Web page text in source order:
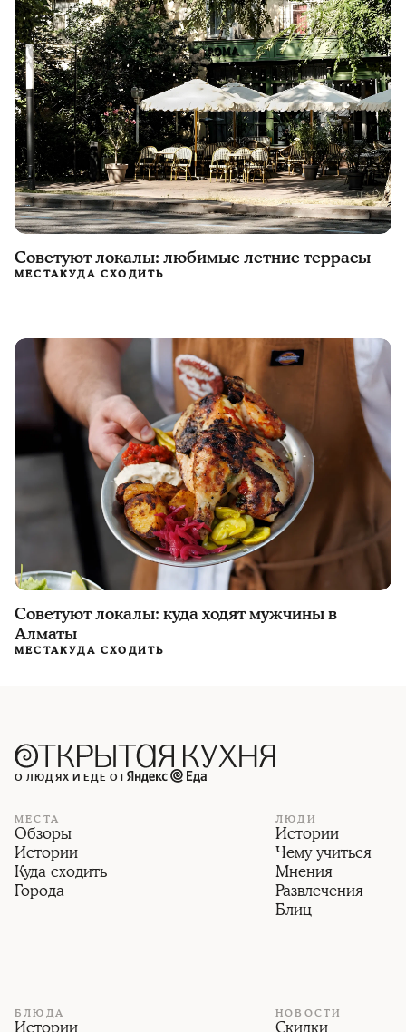
Советуют локалы: любимые летние террасы
МЕСТАКУДА СХОДИТЬ
Советуют локалы: куда ходят мужчины в
Алматы
МЕСТАКУДА СХОДИТЬ
О ЛЮДЯХ И ЕДЕ ОТ
МЕСТА
Обзоры
Истории
Куда сходить
Города
ЛЮДИ
Истории
Чему учиться
Мнения
Развлечения
Блиц
БЛЮДА НОВОСТИ